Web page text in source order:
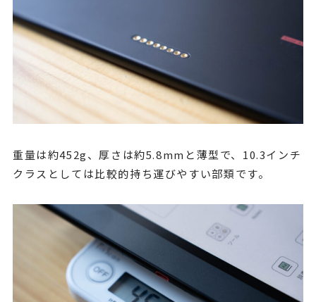
重量は約452g、厚さは約5.8mmと薄型で、10.3インチ
クラスとしては比較的持ち運びやすい部類です。